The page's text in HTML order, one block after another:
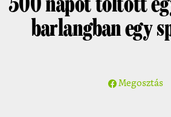
barlangban egy
Megosztás